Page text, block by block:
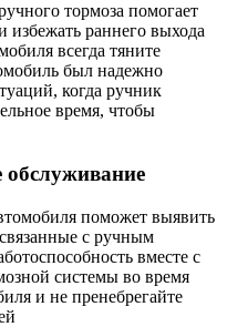
тормоза помогает
избежать раннего выхода
всегда тяните
был надежно
когда ручник
время, чтобы
обслуживание
поможет выявить
с ручным
вместе с
системы во время
и не пренебрегайте